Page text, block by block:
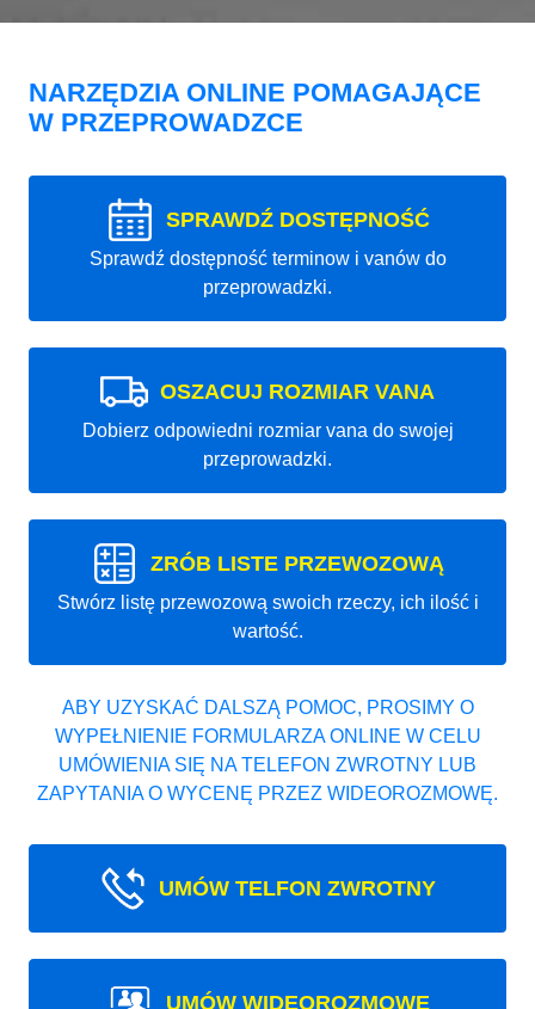
NARZĘDZIA ONLINE POMAGAJĄCE
W PRZEPROWADZCE
SPRAWDŹ DOSTĘPNOŚĆ
Sprawdź dostępność terminow i vanów do
przeprowadzki.
OSZACUJ ROZMIAR VANA
Dobierz odpowiedni rozmiar vana do swojej
przeprowadzki.
ZRÓB LISTE PRZEWOZOWĄ
Stwórz listę przewozową swoich rzeczy, ich ilość i
wartość.
ABY UZYSKAĆ DALSZĄ POMOC, PROSIMY O
WYPEŁNIENIE FORMULARZA ONLINE W CELU
UMÓWIENIA SIĘ NA TELEFON ZWROTNY LUB
ZAPYTANIA O WYCENĘ PRZEZ WIDEOROZMOWĘ.
UMÓW TELFON ZWROTNY
UMÓW WIDEOROZMOWE